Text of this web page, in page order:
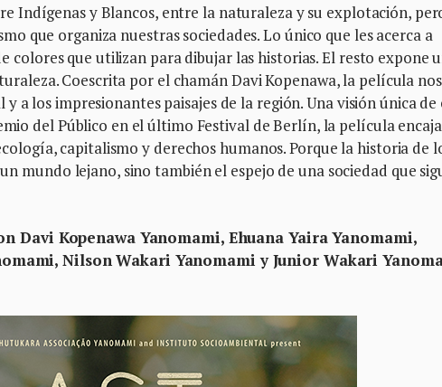
Indígenas y Blancos, entre la naturaleza y su explotación,
que organiza nuestras sociedades. Lo único que les acerca a
colores que utilizan para dibujar las historias. El resto expone
Coescrita por el chamán Davi Kopenawa, la película nos
a los impresionantes paisajes de la región. Una visión única de
del Público en el último Festival de Berlín, la película encaja
capitalismo y derechos humanos. Porque la historia de
mundo lejano, sino también el espejo de una sociedad que
Davi Kopenawa Yanomami, Ehuana Yaira Yanomami,
Nilson Wakari Yanomami y Junior Wakari